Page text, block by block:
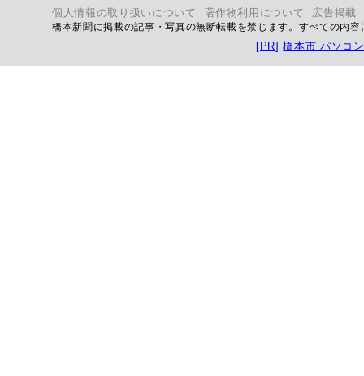
個人情報の取り扱いについて 著作物利用について 広告掲載
橋本新聞に掲載の記事・写真の無断転載を禁じます。すべての内
[PR] 橋本市 パソコ